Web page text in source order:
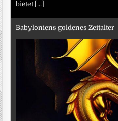
bietet [...]
Babyloniens goldenes Zeitalter